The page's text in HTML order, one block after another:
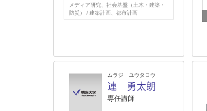
メディア研究、社会基盤（土木・建築・
防災） / 建築計画、都市計画
ムラジ ユウタロウ
連 勇太朗
専任講師